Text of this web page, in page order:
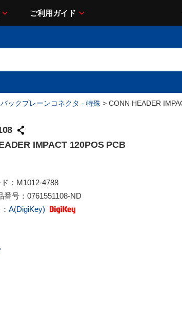
ご利用ガイド
バックプレーンコネクタ - 特殊 > CONN HEADER
IMPACT 120POS PCB
： M1012-4788
番号： 0761551108-ND
A(DigiKey)